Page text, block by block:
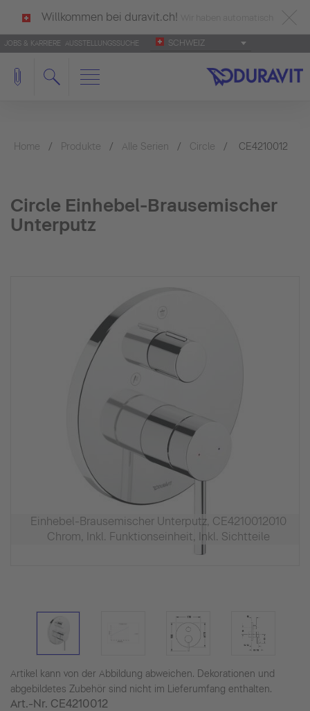
Willkommen bei duravit.ch!
deutsch als Ihre Sprache erkannt.
Français Italiano
JOBS & KARRIERE AUSSTELLUNGSSUCHE SCHWEIZ
Home Produkte Alle Serien Circle CE4210012
Circle Einhebel-Brausemischer
Unterputz
Einhebel-Brausemischer Unterputz, CE4210012010
Chrom, Inkl. Funktionseinheit, Inkl. Sichtteile
Artikel kann von der Abbildung abweichen. Dekorationen und
abgebildetes Zubehör sind nicht im Lieferumfang enthalten.
Art.-Nr. CE4210012